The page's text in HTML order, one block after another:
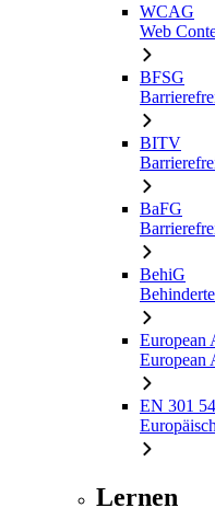
WCAG
Web
BFSG
BITV
BaFG
BehiG
European
European
EN 301
Lernen